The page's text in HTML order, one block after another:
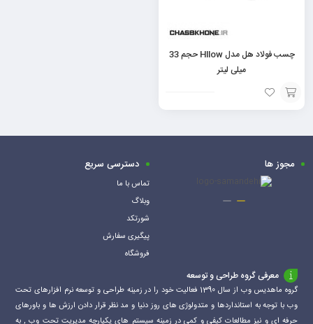
چسب فولاد هل مدل Hllow حجم 33
میلی لیتر
افزودن
به
مجوز ها دسترسی سریع
تماس با ما
وبلاگ
شورتکد
پیگیری سفارش
فروشگاه
معرفی گروه طراحی و توسعه
گروه ماهدیس وب از سال 1390 فعالیت خود را در زمینه طراحی و توسعه نرم افزارهای تحت
وب با توجه به استانداردها و متدولوژی های روز دنیا و مد نظر قرار دادن ارزش ها و باورهای
حرفه ای و نیز مطالعات کیفی و کمی در زمینه سیستم های یکپارچه مدیریت تحت وب , به